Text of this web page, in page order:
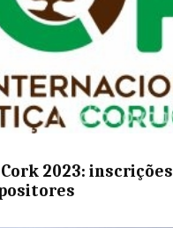
Cork 2023: inscrições